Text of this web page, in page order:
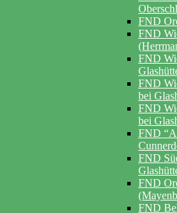
FND
FND
FND
FND
bei
FND
bei
FND
FND
FND
FND